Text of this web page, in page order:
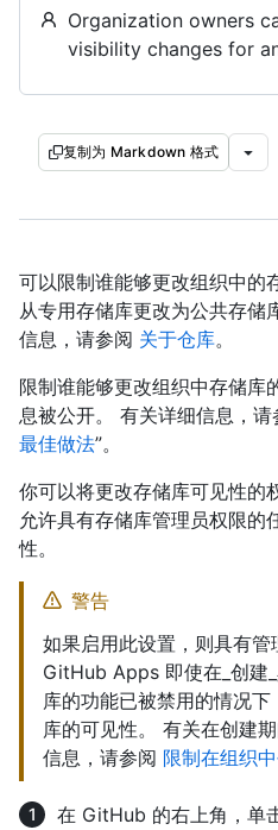
Organization owners
visibility changes for
复制为 Markdown 格式
可以限制谁能够更改组织中的
从专用存储库更改为公共存储
信息，请参阅 关于仓库。
限制谁能够更改组织中存储库
息被公开。 有关详细信息，请
最佳做法”。
你可以将更改存储库可见性的
允许具有存储库管理员权限的
性。
警告
如果启用此设置，则具有
GitHub Apps 即使在_创建
库的功能已被禁用的情况下
库的可见性。 有关在创建
信息，请参阅 限制在组织
在 GitHub 的右上角，单